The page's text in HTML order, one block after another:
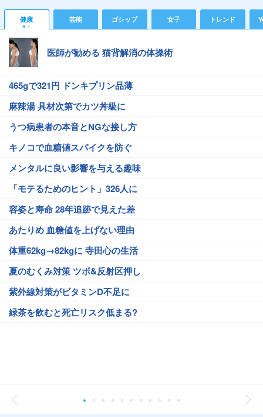
健康 芸能 ゴシップ 女子 トレンド
医師が勧める 猫背解消の体操術
465gで321円 ドンキプリン品薄
麻辣湯 具材次第でカツ丼級に
うつ病患者の本音とNGな接し方
キノコで血糖値スパイクを防ぐ
メンタルに良い影響を与える趣味
「モテるためのヒント」326人に
容姿と寿命 28年追跡で見えた差
あたりめ 血糖値を上げない理由
体重62kg→82kgに 寺田心の生活
夏のむくみ対策 ツボ&反射区押し
紫外線対策がビタミンD不足に
緑茶を飲むと死亡リスク低まる?